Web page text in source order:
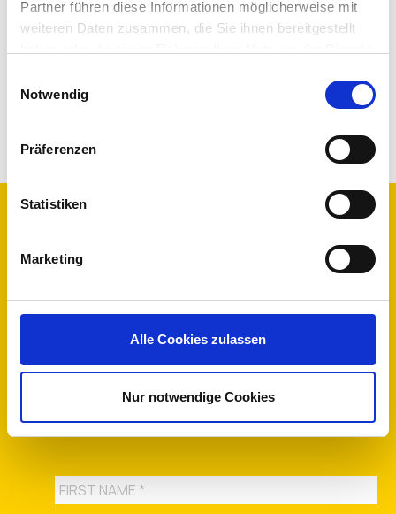
Partner führen diese Informationen möglicherweise mit
weiteren Daten zusammen, die Sie ihnen bereitgestellt
Notwendig
Präferenzen
Statistiken
Marketing
Alle Cookies zulassen
Nur notwendige Cookies
licenses today
Renewing your licenses shouldn’t be an issue.
Complete the form below and we will be in touch to
discuss further.